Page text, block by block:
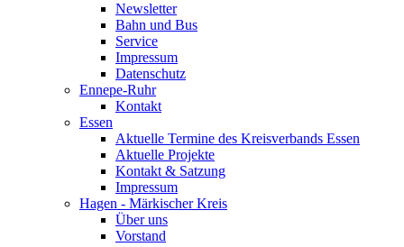
Newsletter
Bahn und Bus
Service
Impressum
Datenschutz
Ennepe-Ruhr
Kontakt
Essen
Aktuelle Termine des Kreisverbands Essen
Aktuelle Projekte
Kontakt & Satzung
Impressum
Hagen - Märkischer Kreis
Über uns
Vorstand